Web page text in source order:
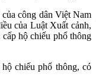
công dân Việt Nam
của Luật Xuất cảnh,
hộ chiếu phổ thông
chiếu phổ thông, có